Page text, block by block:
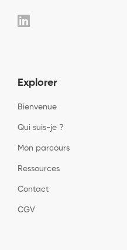
Explorer
Bienvenue
Qui suis-je ?
Mon parcours
Ressources
Contact
CGV